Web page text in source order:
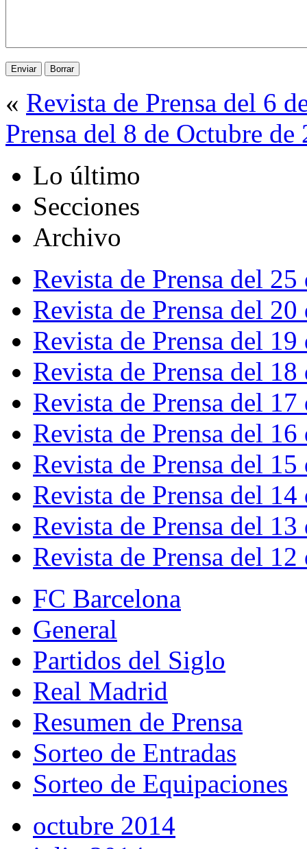
« Revista de Prensa del 6
Prensa del 8 de Octubre de
Lo último
Secciones
Archivo
Revista de Prensa del
Revista de Prensa del
Revista de Prensa del
Revista de Prensa del
Revista de Prensa del
Revista de Prensa del
Revista de Prensa del
Revista de Prensa del
Revista de Prensa del
Revista de Prensa del
FC Barcelona
General
Partidos del Siglo
Real Madrid
Resumen de Prensa
Sorteo de Entradas
Sorteo de Equipaciones
octubre 2014